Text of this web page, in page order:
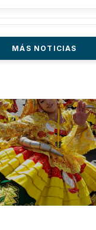
MÁS NOTICIAS